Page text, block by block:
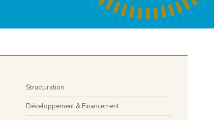
Structuration
Développement & Financement